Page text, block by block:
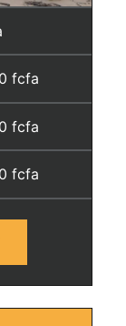
fcfa
fcfa
fcfa